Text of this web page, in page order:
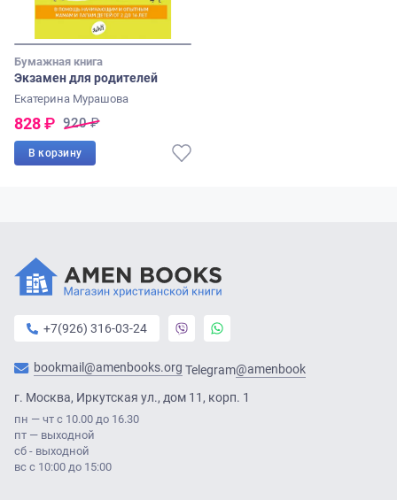
Бумажная книга
Экзамен для родителей
Екатерина Мурашова
828₽ 920₽
В корзину
+7(926) 316-03-24
bookmail@amenbooks.org Telegram@amenbook
г. Москва, Иркутская ул., дом 11, корп. 1
пн — чт с 10.00 до 16.30
пт — выходной
сб - выходной
вс с 10:00 до 15:00